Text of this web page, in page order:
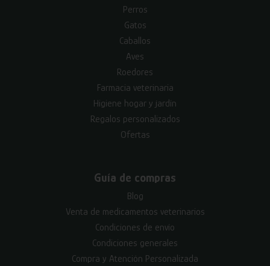
Perros
Gatos
Caballos
Aves
Roedores
Farmacia veterinaria
Higiene hogar y jardín
Regalos personalizados
Ofertas
Guía de compras
Blog
Venta de medicamentos veterinarios
Condiciones de envío
Condiciones generales
Compra y Atención Personalizada